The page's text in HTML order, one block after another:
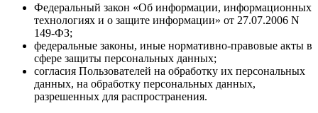
Федеральный закон «Об информации, информационных
технологиях и о защите информации» от 27.07.2006 N
149-ФЗ;
федеральные законы, иные нормативно-правовые акты в
сфере защиты персональных данных;
согласия Пользователей на обработку их персональных
данных, на обработку персональных данных,
разрешенных для распространения.